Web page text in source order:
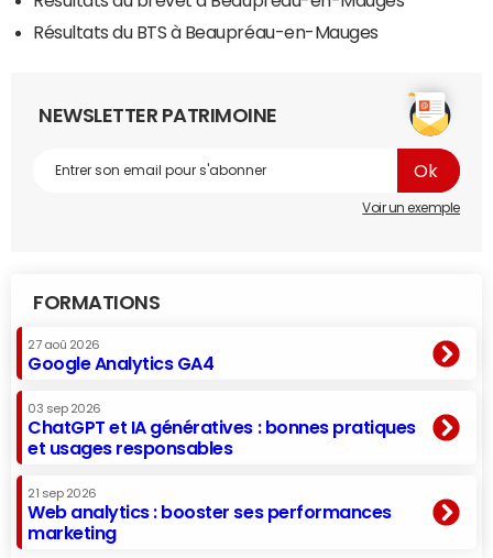
Résultats du BTS à Beaupréau-en-Mauges
NEWSLETTER PATRIMOINE
Voir un exemple
FORMATIONS
27 aoû 2026
Google Analytics GA4
03 sep 2026
ChatGPT et IA génératives : bonnes pratiques
et usages responsables
21 sep 2026
Web analytics : booster ses performances
marketing